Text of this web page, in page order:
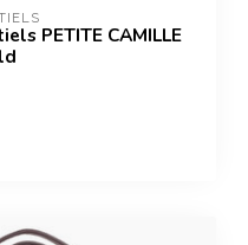
PETITE CAMILLE